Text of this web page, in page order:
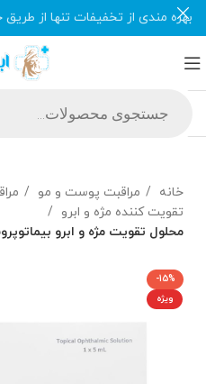
خانه مراقبت پوست و مو
تقویت کننده مژه و ابرو
محلول تقویت مژه و ابرو بیماتوپروست
-15%
ویژه
بهره مندی از تخفیفات تنها از